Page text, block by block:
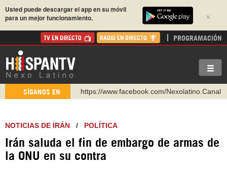
×
Usted puede descargar el app en su móvil
para un mejor funcionamiento.
TV EN DIRECTO RADIO EN DIRECTO PROGRAMACIÓN
SÍGANOS EN https://www.facebook.com/Nexolatino.Canal
https://www.youtube.com/@nexo_latino
https://t.me/hispantvcanal
https://urmedium.com/c/hispantv
WhatsApp y Viber: +98 921 79 29 404
NOTICIAS DE IRÁN / POLÍTICA
Irán saluda el fin de embargo de armas de
la ONU en su contra